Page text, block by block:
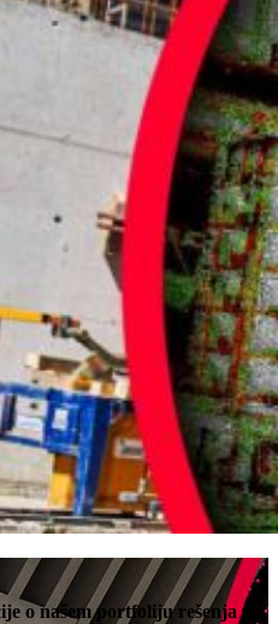
o našem portfoliju rešenja za